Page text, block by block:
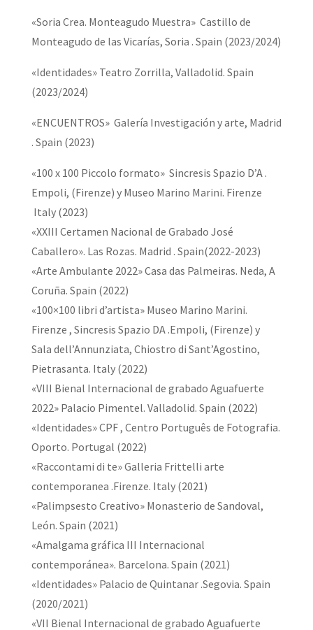
«Soria Crea. Monteagudo Muestra» Castillo de
Monteagudo de las Vicarías, Soria . Spain (2023/2024)
«Identidades» Teatro Zorrilla, Valladolid. Spain
(2023/2024)
«ENCUENTROS» Galería Investigación y arte, Madrid
. Spain (2023)
«100 x 100 Piccolo formato» Sincresis Spazio D’A .
Empoli, (Firenze) y Museo Marino Marini. Firenze
Italy (2023)
«XXIII Certamen Nacional de Grabado José
Caballero». Las Rozas. Madrid . Spain(2022-2023)
«Arte Ambulante 2022» Casa das Palmeiras. Neda, A
Coruña. Spain (2022)
«100×100 libri d’artista» Museo Marino Marini.
Firenze , Sincresis Spazio DA .Empoli, (Firenze) y
Sala dell’Annunziata, Chiostro di Sant’Agostino,
Pietrasanta. Italy (2022)
«VIII Bienal Internacional de grabado Aguafuerte
2022» Palacio Pimentel. Valladolid. Spain (2022)
«Identidades» CPF , Centro Português de Fotografia.
Oporto. Portugal (2022)
«Raccontami di te» Galleria Frittelli arte
contemporanea .Firenze. Italy (2021)
«Palimpsesto Creativo» Monasterio de Sandoval,
León. Spain (2021)
«Amalgama gráfica III Internacional
contemporánea». Barcelona. Spain (2021)
«Identidades» Palacio de Quintanar .Segovia. Spain
(2020/2021)
«VII Bienal Internacional de grabado Aguafuerte